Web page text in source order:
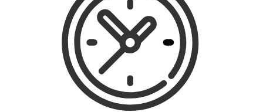
электросковороды
электротельферов
электротермосов
электровелосипедов
электровеников
эллиптических тренажеров
эндоскопов
эпиляторов
фальцовщиков